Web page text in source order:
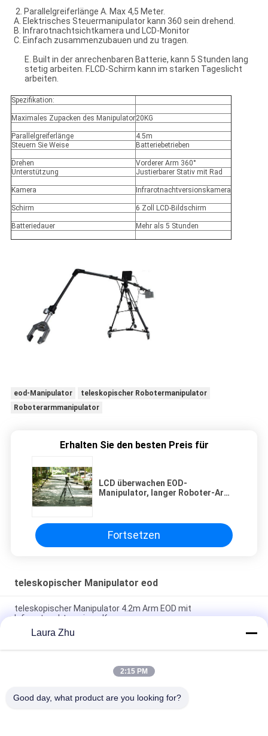
2. Parallelgreiferlänge A. Max 4,5 Meter.
Elektrisches Steuermanipulator kann 360 sein drehend.
Infrarotnachtsichtkamera und LCD-Monitor
Einfach zusammenzubauen und zu tragen.
E. Built in der anrechenbaren Batterie, kann 5 Stunden lang
stetig arbeiten. F.LCD-Schirm kann im starken Tageslicht
arbeiten.
Spezifikation:
Maximales Zupacken des Manipulator20KG
Parallelgreiferlänge
4.5m
Steuern Sie Weise
Batteriebetrieben
Drehen
Vorderer Arm 360°
Unterstützung
Justierbarer Stativ mit Rad
Kamera Infrarotnachtversionskamera
Schirm 6 Zoll LCD-Bildschirm
Batteriedauer Mehr als 5 Stunden
eod-Manipulator
teleskopischer Robotermanipulator
Roboterarmmanipulator
Erhalten Sie den besten Preis für
LCD überwachen EOD-
Manipulator, langer Roboter-Arm-
Fortsetzen
teleskopischer Manipulator eod
teleskopischer Manipulator 4.2m Arm EOD mit
Infrarotnachtversions-Kamera
Sicherheitsanlagen gegen Explosionen
LCD überwachen EOD-Manipulator, langer Roboter-Arm-
Laura Zhu
2:15 PM
Good day, what product are you looking for?